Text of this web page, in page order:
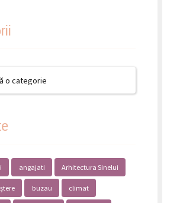
angajati Arhitectura Sinelui
buzau climat